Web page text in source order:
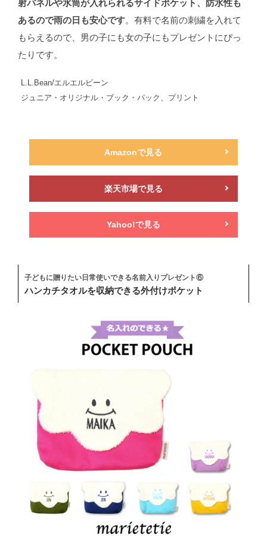
射パネルや水筒が入れられるサイドポケット、防水性も
あるので雨の日も安心です。有料で名前の刺繍を入れて
もらえるので、男の子にも女の子にもプレゼントにぴっ
たりです。
L.L.Bean/エルエルビーン
ジュニア・オリジナル・ブック・パック、プリント
Amazonで見る
楽天市場で見る
Yahoo!で見る
子どもに贈りたい日常使いできる名前入りプレゼント⑥
ハンカチタオルを収納できる外付けポケット